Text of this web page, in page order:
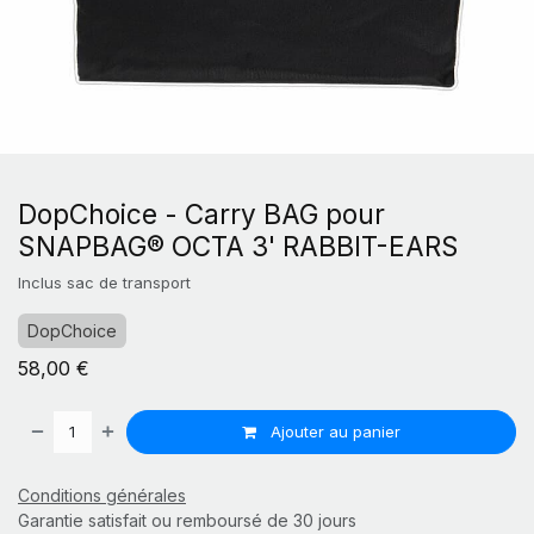
DopChoice - Carry BAG pour
SNAPBAG® OCTA 3' RABBIT-EARS
Inclus sac de transport
DopChoice
58,00 €
Ajouter au panier
Conditions générales
Garantie satisfait ou remboursé de 30 jours